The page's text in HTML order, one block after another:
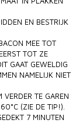
EN BESTRIJK
MEE TOT
TOT ZE
GAAT GEWELDIG
NAMELIJK NIET
TE GAREN
(ZIE DE TIP!).
7 MINUTEN